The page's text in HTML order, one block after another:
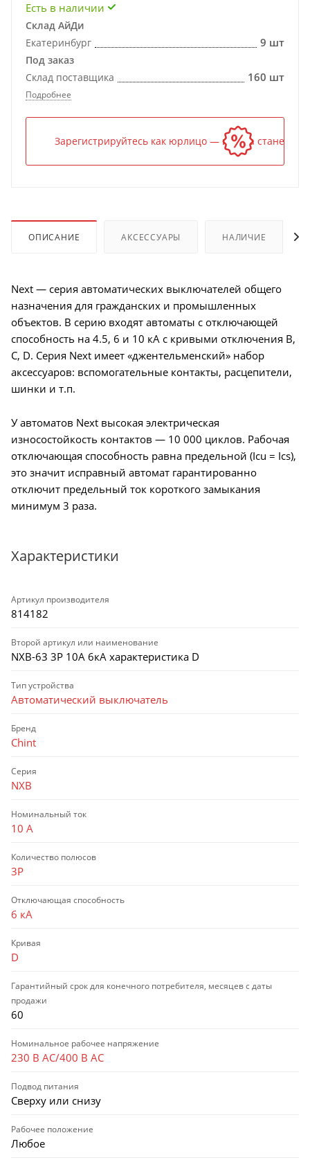
Есть в наличии
Склад АйДи
Екатеринбург
9 шт
Под заказ
Склад поставщика
160 шт
Подробнее
Зарегистрируйтесь как юрлицо — и цена станет
ОПИСАНИЕ АКСЕССУАРЫ НАЛИЧИЕ
Next — серия автоматических выключателей общего
назначения для гражданских и промышленных
объектов. В серию входят автоматы с отключающей
способность на 4.5, 6 и 10 кА с кривыми отключения B,
C, D. Серия Next имеет «джентельменский» набор
аксессуаров: вспомогательные контакты, расцепители,
шинки и т.п.
У автоматов Next высокая электрическая
износостойкость контактов — 10 000 циклов. Рабочая
отключающая способность равна предельной (Icu = Ics),
это значит исправный автомат гарантированно
отключит предельный ток короткого замыкания
минимум 3 раза.
Характеристики
Артикул производителя
814182
Второй артикул или наименование
NXB-63 3P 10А 6кА характеристика D
Тип устройства
Автоматический выключатель
Бренд
Chint
Серия
NXB
Номинальный ток
10 А
Количество полюсов
3P
Отключающая способность
6 кА
Кривая
D
Гарантийный срок для конечного потребителя, месяцев с даты
продажи
60
Номинальное рабочее напряжение
230 В AC/400 В AC
Подвод питания
Сверху или снизу
Рабочее положение
Любое